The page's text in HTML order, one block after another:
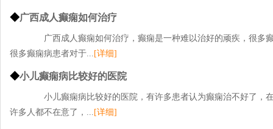
◆广西成人癫痫如何治疗
广西成人癫痫如何治疗，癫痫是一种难以治好的顽疾，很多
很多癫痫病患者对于... [详细]
◆小儿癫痫病比较好的医院
小儿癫痫病比较好的医院，有许多患者认为癫痫治不好了，
许多人都不在意了，... [详细]